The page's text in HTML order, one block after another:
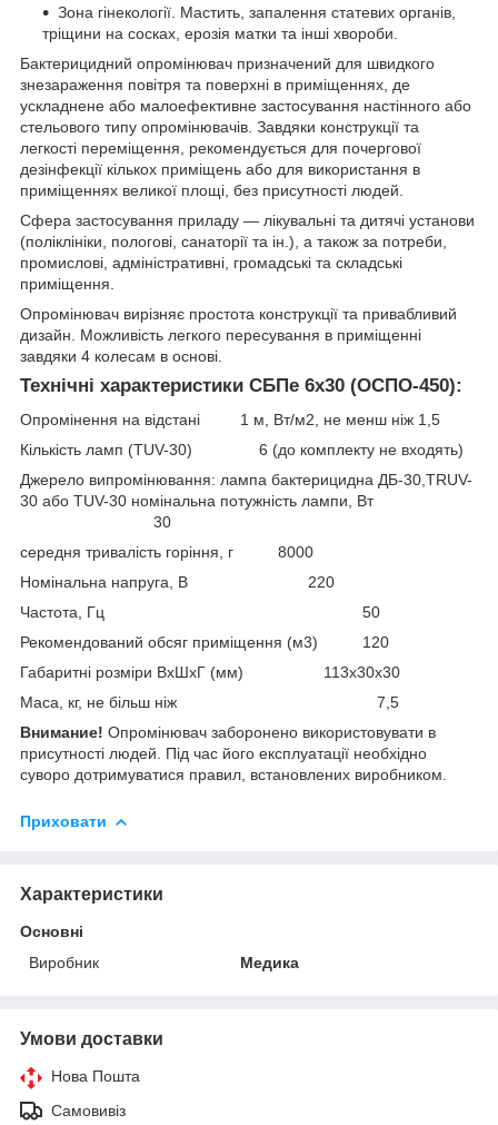
Зона гінекології. Мастить, запалення статевих органів,
тріщини на сосках, ерозія матки та інші хвороби.
Бактерицидний опромінювач призначений для швидкого
знезараження повітря та поверхні в приміщеннях, де
ускладнене або малоефективне застосування настінного або
стельового типу опромінювачів. Завдяки конструкції та
легкості переміщення, рекомендується для почергової
дезінфекції кількох приміщень або для використання в
приміщеннях великої площі, без присутності людей.
Сфера застосування приладу — лікувальні та дитячі установи
(поліклініки, пологові, санаторії та ін.), а також за потреби,
промислові, адміністративні, громадські та складські
приміщення.
Опромінювач вирізняє простота конструкції та привабливий
дизайн. Можливість легкого пересування в приміщенні
завдяки 4 колесам в основі.
Технічні характеристики СБПе 6х30 (ОСПО-450):
Опромінення на відстані 1 м, Вт/м2, не менш ніж 1,5
Кількість ламп (TUV-30) 6 (до комплекту не входять)
Джерело випромінювання: лампа бактерицидна ДБ-30,TRUV-
30 або ТUV-30 номінальна потужність лампи, Вт
30
середня тривалість горіння, г 8000
Номінальна напруга, В 220
Частота, Гц 50
Рекомендований обсяг приміщення (м3) 120
Габаритні розміри ВхШхГ (мм) 113х30х30
Маса, кг, не більш ніж 7,5
Внимание! Опромінювач заборонено використовувати в
присутності людей. Під час його експлуатації необхідно
суворо дотримуватися правил, встановлених виробником.
Приховати
Характеристики
Основні
Виробник
Медика
Умови доставки
Нова Пошта
Самовивіз